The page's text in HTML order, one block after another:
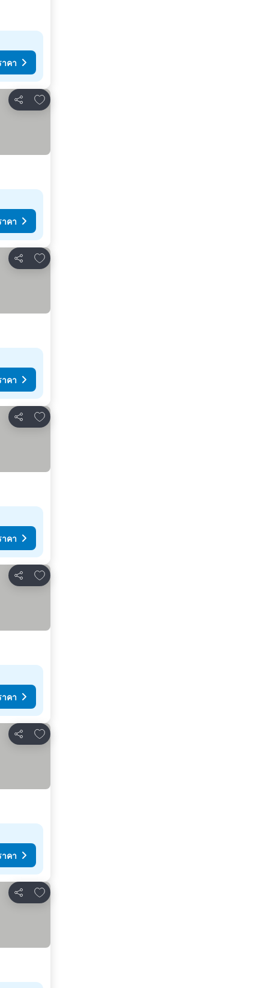
คา
แชร์
เพิ่มในรายการโปรด
คา
แชร์
เพิ่มในรายการโปรด
คา
แชร์
เพิ่มในรายการโปรด
คา
แชร์
เพิ่มในรายการโปรด
คา
แชร์
เพิ่มในรายการโปรด
คา
แชร์
เพิ่มในรายการโปรด